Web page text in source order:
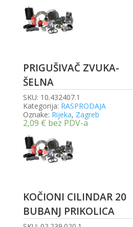
PRIGUŠIVAČ ZVUKA-
ŠELNA
SKU: 10.432407.1
Kategorija: RASPRODAJA
Oznake: Rijeka, Zagreb
2,09 € bez PDV-a
KOČIONI CILINDAR 20
BUBANJ PRIKOLICA